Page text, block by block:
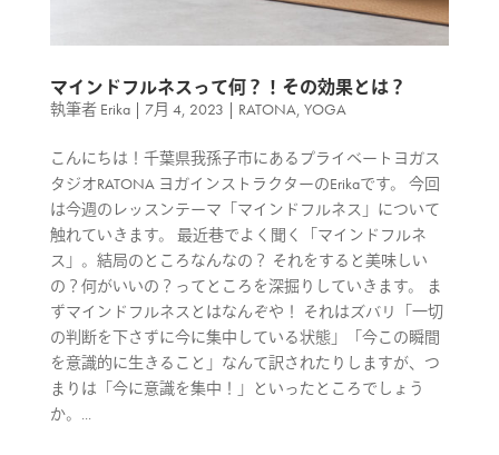
マインドフルネスって何？！その効果とは？
執筆者 Erika| 7月 4, 2023 | RATONA, YOGA
こんにちは！千葉県我孫子市にあるプライベートヨガス
タジオRATONA ヨガインストラクターのErikaです。 今回
は今週のレッスンテーマ「マインドフルネス」について
触れていきます。 最近巷でよく聞く「マインドフルネ
ス」。結局のところなんなの？ それをすると美味しい
の？何がいいの？ってところを深掘りしていきます。 ま
ずマインドフルネスとはなんぞや！ それはズバリ「一切
の判断を下さずに今に集中している状態」「今この瞬間
を意識的に生きること」なんて訳されたりしますが、つ
まりは「今に意識を集中！」といったところでしょう
か。...